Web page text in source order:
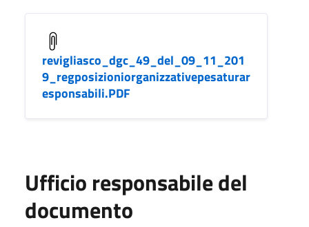
revigliasco_dgc_49_del_09_11_201
9_regposizioniorganizzativepesaturar
esponsabili.PDF
Ufficio responsabile del
documento